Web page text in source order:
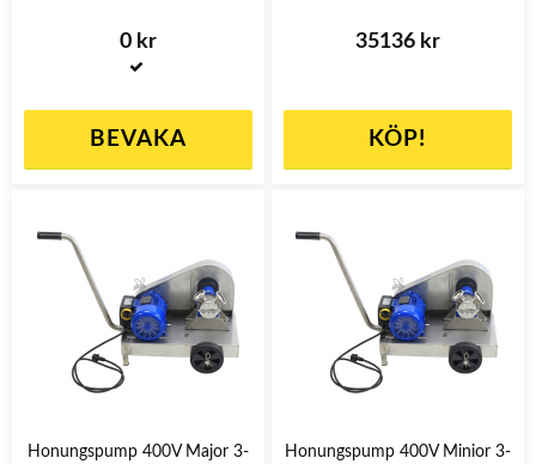
0 kr
BEVAKA
35136 kr
KÖP!
Honungspump 400V Major 3-
Honungspump 400V Minior 3-